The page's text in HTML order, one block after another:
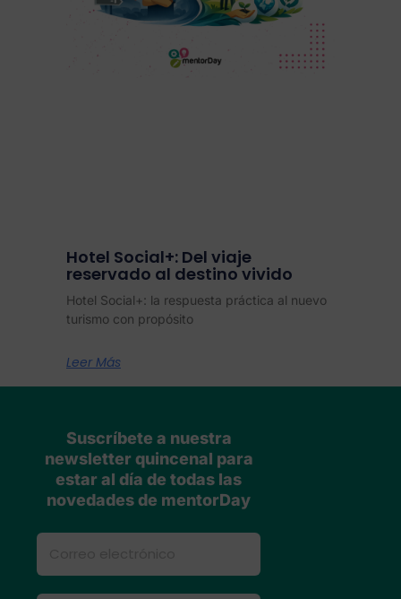
Hotel Social+: Del viaje
reservado al destino vivido
Hotel Social+: la respuesta práctica al nuevo
turismo con propósito
Leer Más
Suscríbete a nuestra
newsletter quincenal para
estar al día de todas las
novedades de mentorDay